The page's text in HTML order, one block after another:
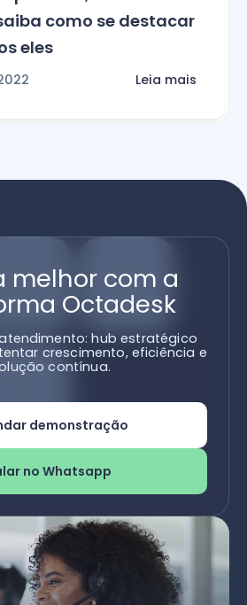
como se destacar
eles
Leia mais
melhor com a
Octadesk
hub estratégico
crescimento, eficiência e
contínua.
demonstração
no Whatsapp